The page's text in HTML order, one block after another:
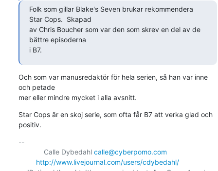
Folk som gillar Blake's Seven brukar rekommendera
Star Cops.  Skapad
av Chris Boucher som var den som skrev en del av de
bättre episoderna
i B7.
Och som var manusredaktör för hela serien, så han var inne
och petade
mer eller mindre mycket i alla avsnitt.
Star Cops är en skoj serie, som ofta får B7 att verka glad och
positiv.
--
    	     Calle Dybedahl
calle@cyberpomo.com
http://www.livejournal.com/users/cdybedahl/